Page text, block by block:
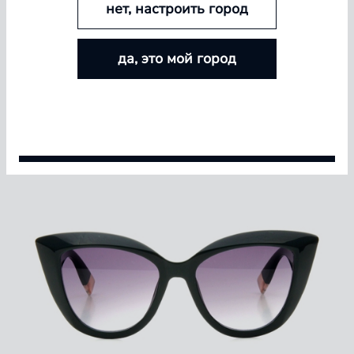
БОЛЬШЕ ЛИНЗ — БОЛЬШЕ СКИДКА
Покупайте контактные линзы Airway и увеличивайте
размер скидки — от 5% до 15%
нет, настроить город
да, это мой город